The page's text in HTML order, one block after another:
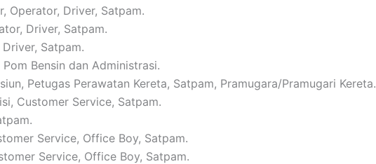
Operator, Driver, Satpam.
Driver, Satpam.
Satpam.
Bensin dan Administrasi.
Petugas Perawatan Kereta, Satpam, Pramugara/Pramugari Kereta.
Customer Service, Satpam.
Service, Office Boy, Satpam.
Service, Office Boy, Satpam.